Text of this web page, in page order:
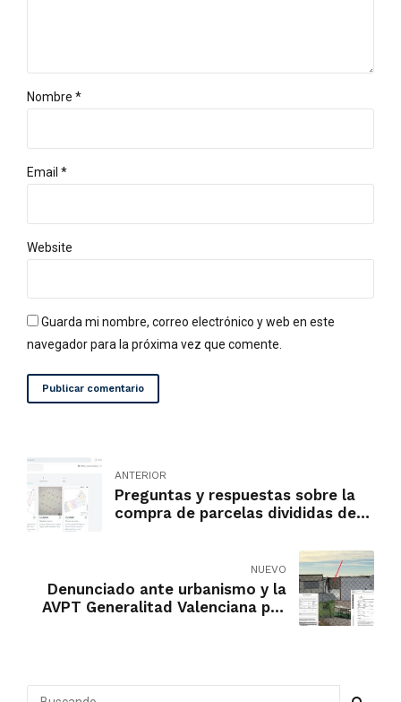
Nombre *
Email *
Website
Guarda mi nombre, correo electrónico y web en este
navegador para la próxima vez que comente.
Publicar comentario
ANTERIOR
Preguntas y respuestas sobre la
compra de parcelas divididas de
NUEVO
Denunciado ante urbanismo y la
AVPT Generalitad Valenciana por